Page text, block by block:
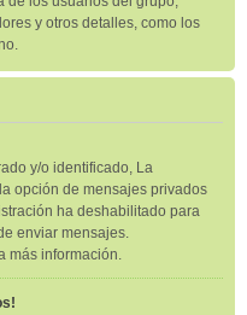
y otros detalles, como los
y/o identificado, La
opción de mensajes privados
ha deshabilitado para
enviar mensajes.
más información.